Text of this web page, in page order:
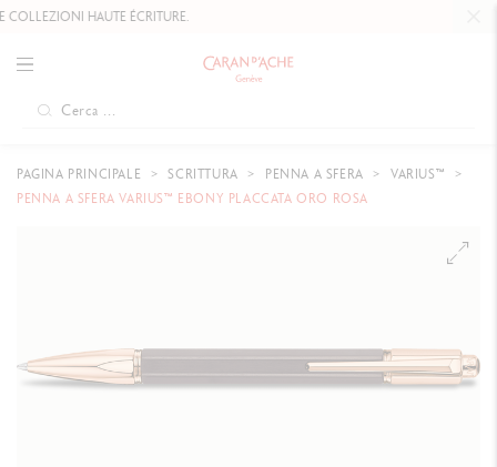
HAUTE ÉCRITURE.
PAGINA PRINCIPALE SCRITTURA PENNA A SFERA
VARIUS™
PENNA A SFERA VARIUS™ EBONY PLACCATA ORO ROSA